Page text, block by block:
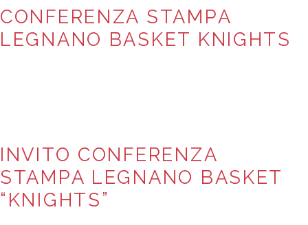
CONFERENZA STAMPA
LEGNANO BASKET KNIGHTS
INVITO CONFERENZA
STAMPA LEGNANO BASKET
“KNIGHTS”